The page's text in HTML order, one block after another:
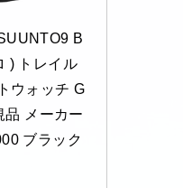
B
) トレイル
ウォッチ G
品 メーカー
ブラック